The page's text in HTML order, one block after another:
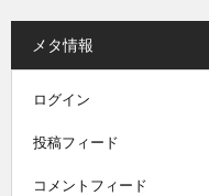
メタ情報
ログイン
投稿フィード
コメントフィード